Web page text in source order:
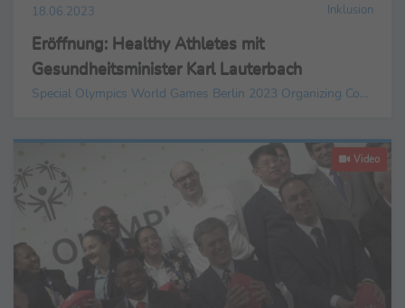
18.06.2023 Inklusion
Eröffnung: Healthy Athletes mit
Gesundheitsminister Karl Lauterbach
Special Olympics World Games Berlin 2023 Organizing Committee gGmbH
Video